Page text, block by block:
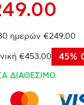
ημερών €249.00
€453.00 45%
ΔΙΑΘΕΣΙΜΟ